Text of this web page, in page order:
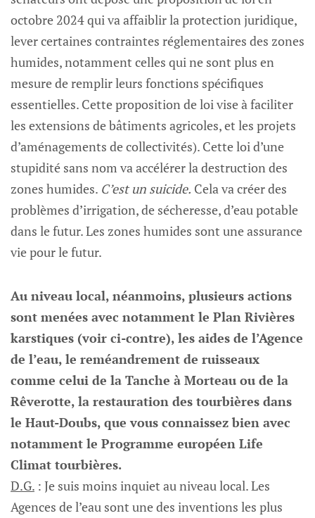
octobre 2024 qui va affaiblir la protection juridique,
lever certaines contraintes réglementaires des zones
humides, notamment celles qui ne sont plus en
mesure de remplir leurs fonctions spécifiques
essentielles. Cette proposition de loi vise à faciliter
les extensions de bâtiments agricoles, et les projets
d’aménagements de collectivités). Cette loi d’une
stupidité sans nom va accélérer la destruction des
zones humides. C’est un suicide. Cela va créer des
problèmes d’irrigation, de sécheresse, d’eau potable
dans le futur. Les zones humides sont une assurance
vie pour le futur.
Au niveau local, néanmoins, plusieurs actions
sont menées avec notamment le Plan Rivières
karstiques (voir ci-contre), les aides de l’Agence
de l’eau, le reméandrement de ruisseaux
comme celui de la Tanche à Morteau ou de la
Rêverotte, la restauration des tourbières dans
le Haut-Doubs, que vous connaissez bien avec
notamment le Programme européen Life
Climat tourbières.
D.G. : Je suis moins inquiet au niveau local. Les
Agences de l’eau sont une des inventions les plus